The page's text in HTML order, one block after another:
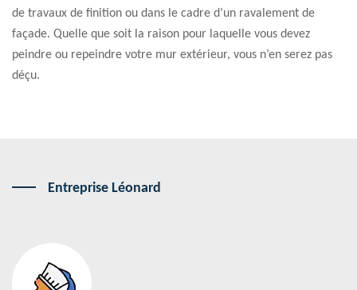
de travaux de finition ou dans le cadre d’un ravalement de
façade. Quelle que soit la raison pour laquelle vous devez
peindre ou repeindre votre mur extérieur, vous n’en serez pas
déçu.
Entreprise Léonard